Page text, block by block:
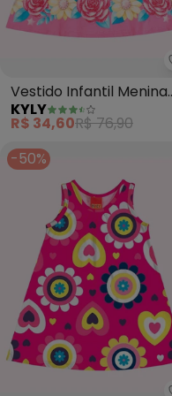
Vestido Infantil Menina
Unicórnio (Rosa)
KYLY
R$ 34,60R$ 76,90
-50%